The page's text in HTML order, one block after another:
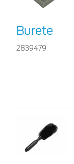
Burete
2839479